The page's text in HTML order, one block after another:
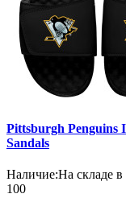
Pittsburgh Penguins
Sandals
Наличие:На складе
100